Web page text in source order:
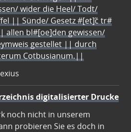
wider die Heel/ Todt/
|| Sünde/ Gesetz #[et]c̃ tr#
allen bl#[oe]den gewissen/
gestellet || durch
Cotbusianum.||
digitalisierter Drucke
noch nicht in unserem
probieren Sie es doch in